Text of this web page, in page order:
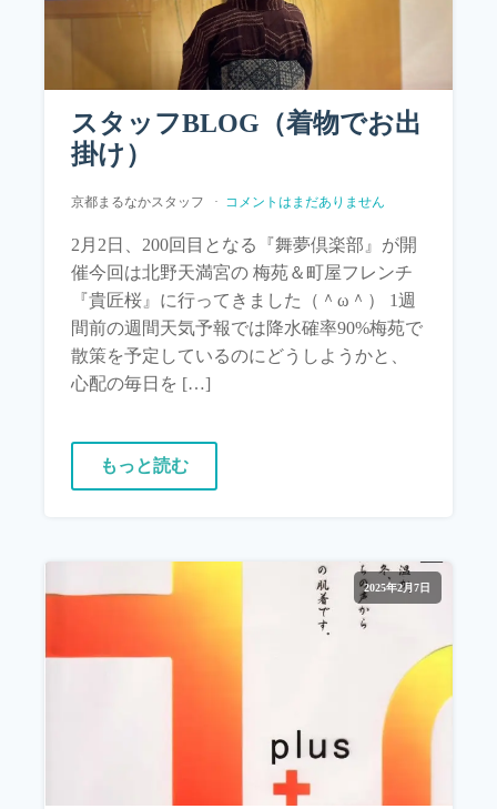
スタッフBLOG（着物でお出
掛け）
京都まるなかスタッフ コメントはまだありません
2月2日、200回目となる『舞夢倶楽部』が開
催今回は北野天満宮の 梅苑＆町屋フレンチ
『貴匠桜』に行ってきました（＾ω＾） 1週
間前の週間天気予報では降水確率90%梅苑で
散策を予定しているのにどうしようかと、
心配の毎日を […]
もっと読む
2025年2月7日